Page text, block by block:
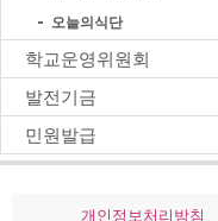
오늘의식단
학교운영위원회
발전기금
민원발급
개인정보처리방침